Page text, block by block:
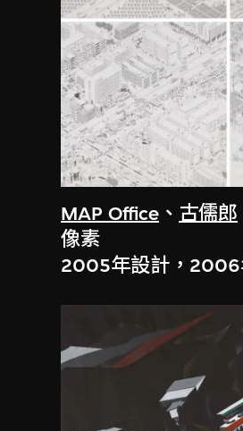
MAP Office 、 古儒郎
像素
2005年設計，2006